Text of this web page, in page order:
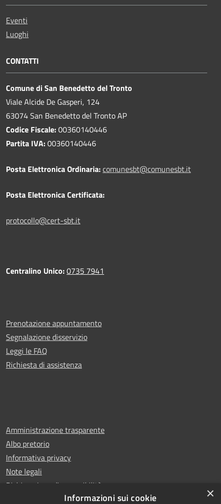
Eventi
Luoghi
CONTATTI
Comune di San Benedetto del Tronto
Viale Alcide De Gasperi, 124
63074 San Benedetto del Tronto AP
Codice Fiscale:00360140446
Partita IVA:00360140446
Posta Elettronica Ordinaria:comunesbt@comunesbt.it
Posta Elettronica Certificata:
protocollo@cert-sbt.it
Centralino Unico:0735 7941
Prenotazione appuntamento
Segnalazione disservizio
Leggi le FAQ
Richiesta di assistenza
Amministrazione trasparente
Albo pretorio
Informativa privacy
Note legali
Dichiarazione di accessibilità
×
Informazioni sui cookie